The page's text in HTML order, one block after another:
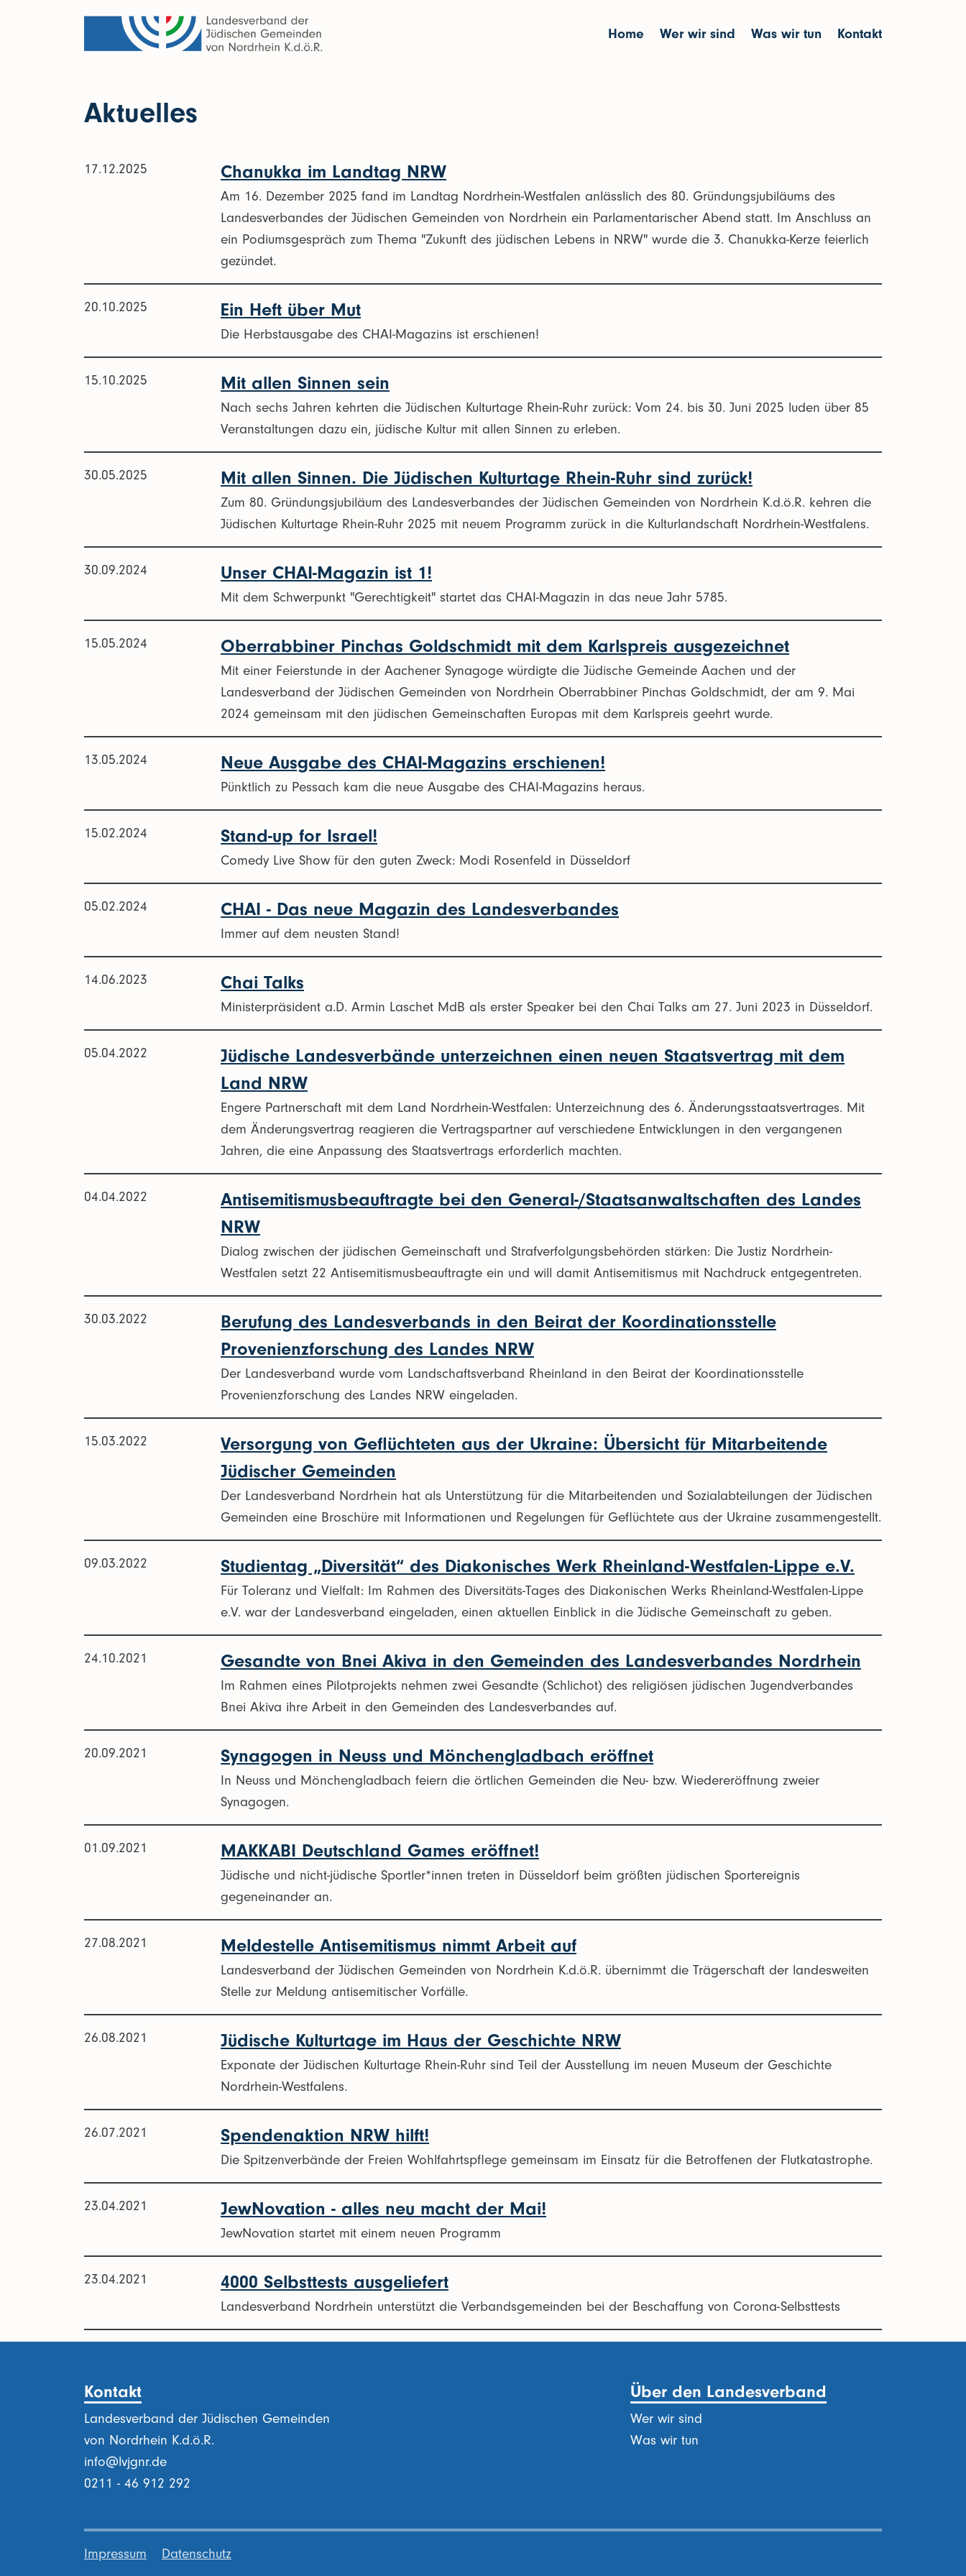
Home Wer wir sind Was wir tun Kontakt
Aktuelles
17.12.2025 Chanukka im Landtag NRW
Am 16. Dezember 2025 fand im Landtag Nordrhein-Westfalen anlässlich des 80. Gründungsjubiläums des
Landesverbandes der Jüdischen Gemeinden von Nordrhein ein Parlamentarischer Abend statt. Im Anschluss an
ein Podiumsgespräch zum Thema "Zukunft des jüdischen Lebens in NRW" wurde die 3. Chanukka-Kerze feierlich
gezündet.
20.10.2025 Ein Heft über Mut
Die Herbstausgabe des CHAI-Magazins ist erschienen!
15.10.2025 Mit allen Sinnen sein
Nach sechs Jahren kehrten die Jüdischen Kulturtage Rhein-Ruhr zurück: Vom 24. bis 30. Juni 2025 luden über 85
Veranstaltungen dazu ein, jüdische Kultur mit allen Sinnen zu erleben.
30.05.2025 Mit allen Sinnen. Die Jüdischen Kulturtage Rhein-Ruhr sind zurück!
Zum 80. Gründungsjubiläum des Landesverbandes der Jüdischen Gemeinden von Nordrhein K.d.ö.R. kehren die
Jüdischen Kulturtage Rhein-Ruhr 2025 mit neuem Programm zurück in die Kulturlandschaft Nordrhein-Westfalens.
30.09.2024 Unser CHAI-Magazin ist 1!
Mit dem Schwerpunkt "Gerechtigkeit" startet das CHAI-Magazin in das neue Jahr 5785.
15.05.2024 Oberrabbiner Pinchas Goldschmidt mit dem Karlspreis ausgezeichnet
Mit einer Feierstunde in der Aachener Synagoge würdigte die Jüdische Gemeinde Aachen und der
Landesverband der Jüdischen Gemeinden von Nordrhein Oberrabbiner Pinchas Goldschmidt, der am 9. Mai
2024 gemeinsam mit den jüdischen Gemeinschaften Europas mit dem Karlspreis geehrt wurde.
13.05.2024 Neue Ausgabe des CHAI-Magazins erschienen!
Pünktlich zu Pessach kam die neue Ausgabe des CHAI-Magazins heraus.
15.02.2024 Stand-up for Israel!
Comedy Live Show für den guten Zweck: Modi Rosenfeld in Düsseldorf
05.02.2024 CHAI - Das neue Magazin des Landesverbandes
Immer auf dem neusten Stand!
14.06.2023 Chai Talks
Ministerpräsident a.D. Armin Laschet MdB als erster Speaker bei den Chai Talks am 27. Juni 2023 in Düsseldorf.
05.04.2022
Jüdische Landesverbände unterzeichnen einen neuen Staatsvertrag mit dem
Land NRW
Engere Partnerschaft mit dem Land Nordrhein-Westfalen: Unterzeichnung des 6. Änderungsstaatsvertrages. Mit
dem Änderungsvertrag reagieren die Vertragspartner auf verschiedene Entwicklungen in den vergangenen
Jahren, die eine Anpassung des Staatsvertrags erforderlich machten.
04.04.2022
Antisemitismusbeauftragte bei den General-/Staatsanwaltschaften des Landes
NRW
Dialog zwischen der jüdischen Gemeinschaft und Strafverfolgungsbehörden stärken: Die Justiz Nordrhein-
Westfalen setzt 22 Antisemitismusbeauftragte ein und will damit Antisemitismus mit Nachdruck entgegentreten.
30.03.2022
Berufung des Landesverbands in den Beirat der Koordinationsstelle
Provenienzforschung des Landes NRW
Der Landesverband wurde vom Landschaftsverband Rheinland in den Beirat der Koordinationsstelle
Provenienzforschung des Landes NRW eingeladen.
15.03.2022
Versorgung von Geflüchteten aus der Ukraine: Übersicht für Mitarbeitende
Jüdischer Gemeinden
Der Landesverband Nordrhein hat als Unterstützung für die Mitarbeitenden und Sozialabteilungen der Jüdischen
Gemeinden eine Broschüre mit Informationen und Regelungen für Geflüchtete aus der Ukraine zusammengestellt.
09.03.2022 Studientag „Diversität“ des Diakonisches Werk Rheinland-Westfalen-Lippe e.V.
Für Toleranz und Vielfalt: Im Rahmen des Diversitäts-Tages des Diakonischen Werks Rheinland-Westfalen-Lippe
e.V. war der Landesverband eingeladen, einen aktuellen Einblick in die Jüdische Gemeinschaft zu geben.
24.10.2021 Gesandte von Bnei Akiva in den Gemeinden des Landesverbandes Nordrhein
Im Rahmen eines Pilotprojekts nehmen zwei Gesandte (Schlichot) des religiösen jüdischen Jugendverbandes
Bnei Akiva ihre Arbeit in den Gemeinden des Landesverbandes auf.
20.09.2021 Synagogen in Neuss und Mönchengladbach eröffnet
In Neuss und Mönchengladbach feiern die örtlichen Gemeinden die Neu- bzw. Wiedereröffnung zweier
Synagogen.
01.09.2021 MAKKABI Deutschland Games eröffnet!
Jüdische und nicht-jüdische Sportler*innen treten in Düsseldorf beim größten jüdischen Sportereignis
gegeneinander an.
27.08.2021 Meldestelle Antisemitismus nimmt Arbeit auf
Landesverband der Jüdischen Gemeinden von Nordrhein K.d.ö.R. übernimmt die Trägerschaft der landesweiten
Stelle zur Meldung antisemitischer Vorfälle.
26.08.2021 Jüdische Kulturtage im Haus der Geschichte NRW
Exponate der Jüdischen Kulturtage Rhein-Ruhr sind Teil der Ausstellung im neuen Museum der Geschichte
Nordrhein-Westfalens.
26.07.2021 Spendenaktion NRW hilft!
Die Spitzenverbände der Freien Wohlfahrtspflege gemeinsam im Einsatz für die Betroffenen der Flutkatastrophe.
23.04.2021 JewNovation - alles neu macht der Mai!
JewNovation startet mit einem neuen Programm
23.04.2021 4000 Selbsttests ausgeliefert
Landesverband Nordrhein unterstützt die Verbandsgemeinden bei der Beschaffung von Corona-Selbsttests
Kontakt
Landesverband der Jüdischen Gemeinden
von Nordrhein K.d.ö.R.
info@lvjgnr.de
0211 - 46 912 292
Über den Landesverband
Wer wir sind
Was wir tun
Impressum Datenschutz